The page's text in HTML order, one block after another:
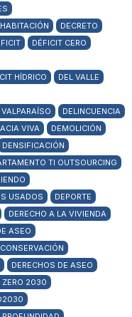
DECRETO
DÉFICIT CERO
HÍDRICO
DEL VALLE
DELINCUENCIA
VIVA
DEMOLICIÓN
DENSIFICACIÓN
TI OUTSOURCING
USADOS
DEPORTE
DERECHO A LA VIVIENDA
ASEO
DERECHOS DE ASEO
ZERO 2030